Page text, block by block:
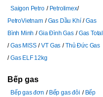
Saigon Petro
Petrolimex
PetroVietnam
Gas Dầu Khí
Gas
Bình Minh
Gia Đình Gas
Gas Total
Gas MISS
VT Gas
Thủ Đức Gas
Gas ELF 12kg
Bếp gas
Bếp gas đơn Bếp gas đôi
Bếp